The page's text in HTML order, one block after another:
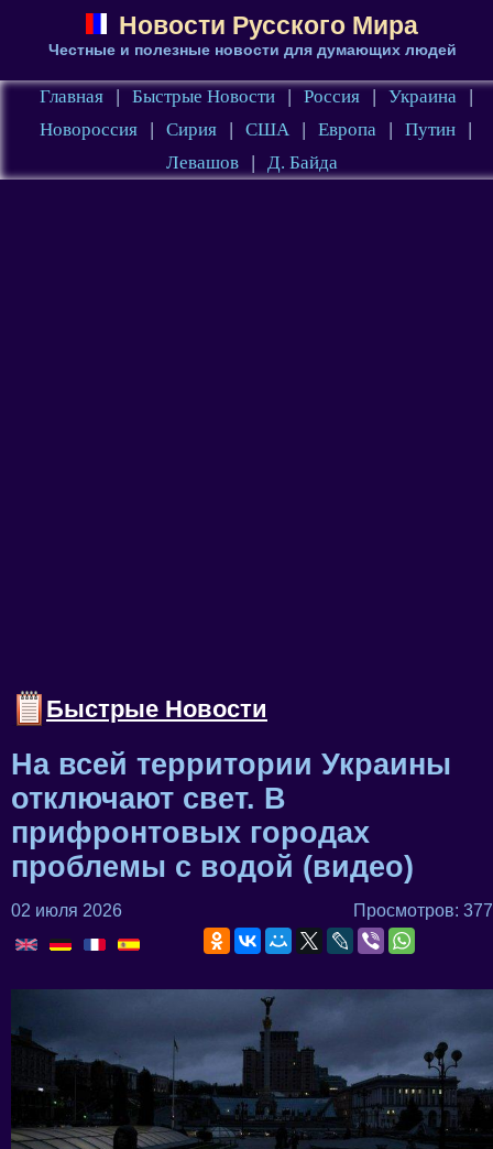
Новости Русского Мира
Честные и полезные новости для думающих людей
Главная | Быстрые Новости | Россия | Украина
|
Новороссия
| Сирия | США | Европа | Путин
|
Левашов
| Д. Байда
Быстрые Новости
На всей территории Украины
отключают свет. В
прифронтовых городах
проблемы с водой (видео)
02 июля 2026 Просмотров: 377